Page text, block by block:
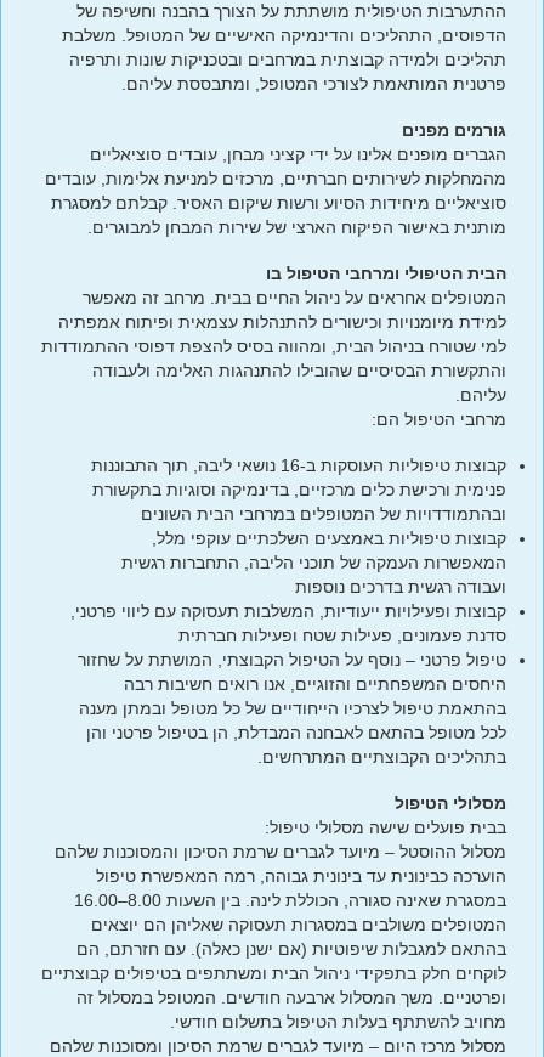
ההתערבות הטיפולית מושתתת על הצורך בהבנה וחשיפה של
הדפוסים, התהליכים והדינמיקה האישיים של המטופל. משלבת
תהליכים ולמידה קבוצתית במרחבים ובטכניקות שונות ותרפיה
פרטנית המותאמת לצורכי המטופל, ומתבססת עליהם.
גורמים מפנים
הגברים מופנים אלינו על ידי קציני מבחן, עובדים סוציאליים
מהמחלקות לשירותים חברתיים, מרכזים למניעת אלימות, עובדים
סוציאליים מיחידות הסיוע ורשות שיקום האסיר. קבלתם למסגרת
מותנית באישור הפיקוח הארצי של שירות המבחן למבוגרים.
הבית הטיפולי ומרחבי הטיפול בו
המטופלים אחראים על ניהול החיים בבית. מרחב זה מאפשר
למידת מיומנויות וכישורים להתנהלות עצמאית ופיתוח אמפתיה
למי שטורח בניהול הבית, ומהווה בסיס להצפת דפוסי ההתמודדות
והתקשורת הבסיסיים שהובילו להתנהגות האלימה ולעבודה
עליהם.
מרחבי הטיפול הם:
קבוצות טיפוליות העוסקות ב-16 נושאי ליבה, תוך התבוננות
פנימית ורכישת כלים מרכזיים, בדינמיקה וסוגיות בתקשורת
ובהתמודדויות של המטופלים במרחבי הבית השונים
קבוצות טיפוליות באמצעים השלכתיים עוקפי מלל,
המאפשרות העמקה של תוכני הליבה, התחברות רגשית
ועבודה רגשית בדרכים נוספות
קבוצות ופעילויות ייעודיות, המשלבות תעסוקה עם ליווי פרטני,
סדנת פעמונים, פעילות שטח ופעילות חברתית
טיפול פרטני – נוסף על הטיפול הקבוצתי, המושתת על שחזור
היחסים המשפחתיים והזוגיים, אנו רואים חשיבות רבה
בהתאמת טיפול לצרכיו הייחודיים של כל מטופל ובמתן מענה
לכל מטופל בהתאם לאבחנה המבדלת, הן בטיפול פרטני והן
בתהליכים הקבוצתיים המתרחשים.
מסלולי הטיפול
בבית פועלים שישה מסלולי טיפול:
מסלול ההוסטל – מיועד לגברים שרמת הסיכון והמסוכנות שלהם
הוערכה כבינונית עד בינונית גבוהה, רמה המאפשרת טיפול
במסגרת שאינה סגורה, הכוללת לינה. בין השעות 8.00–16.00
המטופלים משולבים במסגרות תעסוקה שאליהן הם יוצאים
בהתאם למגבלות שיפוטיות (אם ישנן כאלה). עם חזרתם, הם
לוקחים חלק בתפקידי ניהול הבית ומשתתפים בטיפולים קבוצתיים
ופרטניים. משך המסלול ארבעה חודשים. המטופל במסלול זה
מחויב להשתתף בעלות הטיפול בתשלום חודשי.
מסלול מרכז היום – מיועד לגברים שרמת הסיכון ומסוכנות שלהם